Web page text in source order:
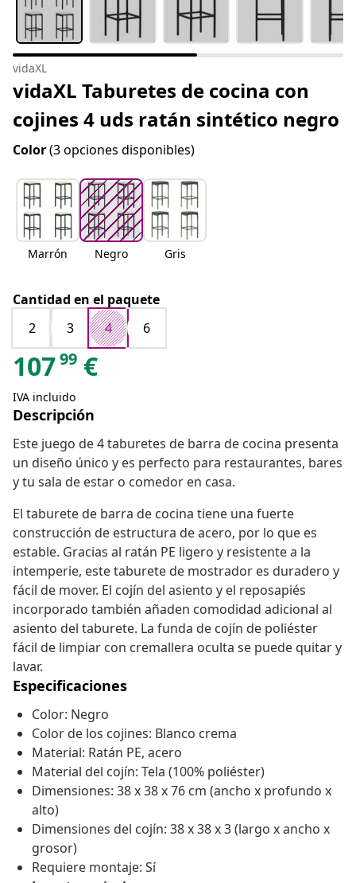
vidaXL
vidaXL Taburetes de cocina con
cojines 4 uds ratán sintético negro
Color(3 opciones disponibles)
Marrón Negro Gris
Cantidad en el paquete
2
3 4 6
10799 €
IVA incluido
Descripción
Este juego de 4 taburetes de barra de cocina presenta
un diseño único y es perfecto para restaurantes, bares
y tu sala de estar o comedor en casa.
El taburete de barra de cocina tiene una fuerte
construcción de estructura de acero, por lo que es
estable. Gracias al ratán PE ligero y resistente a la
intemperie, este taburete de mostrador es duradero y
fácil de mover. El cojín del asiento y el reposapiés
incorporado también añaden comodidad adicional al
asiento del taburete. La funda de cojín de poliéster
fácil de limpiar con cremallera oculta se puede quitar y
lavar.
Especificaciones
Color: Negro
Color de los cojines: Blanco crema
Material: Ratán PE, acero
Material del cojín: Tela (100% poliéster)
Dimensiones: 38 x 38 x 76 cm (ancho x profundo x
alto)
Dimensiones del cojín: 38 x 38 x 3 (largo x ancho x
grosor)
Requiere montaje: Sí